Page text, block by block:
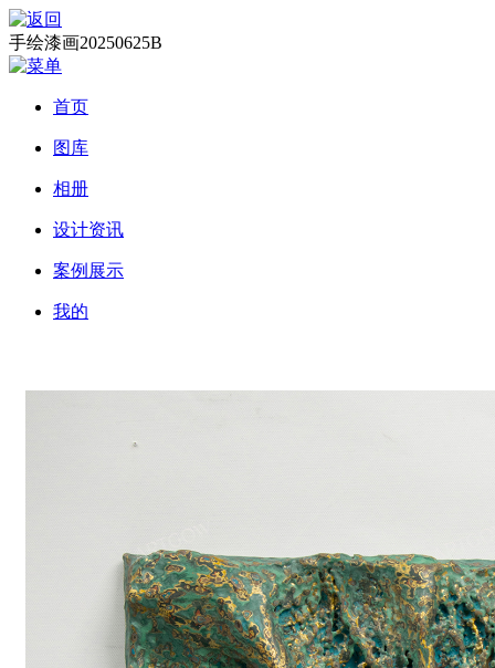
手绘漆画20250625B
首页
图库
相册
设计资讯
案例展示
我的